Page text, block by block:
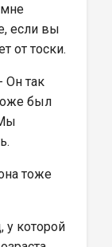
если вы
от тоски.
Он так
был
тоже
у которой